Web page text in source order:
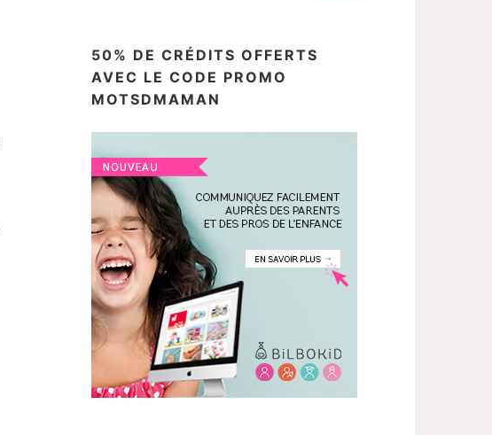
50% DE CRÉDITS OFFERTS
AVEC LE CODE PROMO
MOTSDMAMAN